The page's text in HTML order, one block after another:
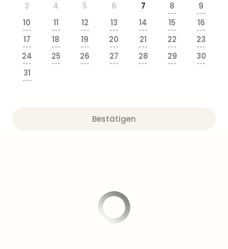
3
4 5 6 7 8
---
9
---
10
---
11
---
12
---
13
---
14
---
15
---
16
---
17
---
18
---
19
---
20
---
21
---
22
---
23
---
24
---
25
---
26
---
27
---
28
---
29
---
30
---
31
---
Bestätigen